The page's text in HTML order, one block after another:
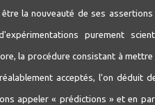
la nouveauté de ses
purement
la procédure consistant à mettre
acceptés, l'on déduit
appeler « prédictions » et en